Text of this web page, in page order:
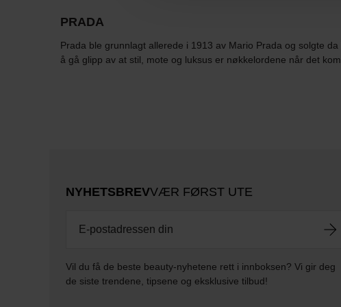
PRADA
Prada ble grunnlagt allerede i 1913 av Mario Prada og solgte
å gå glipp av at stil, mote og luksus er nøkkelordene når det
NYHETSBREVVÆR FØRST UTE
Vil du få de beste beauty-nyhetene rett i innboksen? Vi gir deg
de siste trendene, tipsene og eksklusive tilbud!